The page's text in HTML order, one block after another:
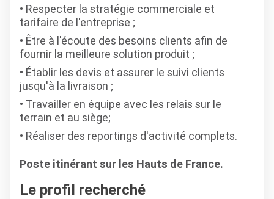
Respecter la stratégie commerciale et
tarifaire de l'entreprise ;
Être à l'écoute des besoins clients afin de
fournir la meilleure solution produit ;
Établir les devis et assurer le suivi clients
jusqu'à la livraison ;
Travailler en équipe avec les relais sur le
terrain et au siège;
Réaliser des reportings d'activité complets.
Poste itinérant sur les Hauts de France.
Le profil recherché